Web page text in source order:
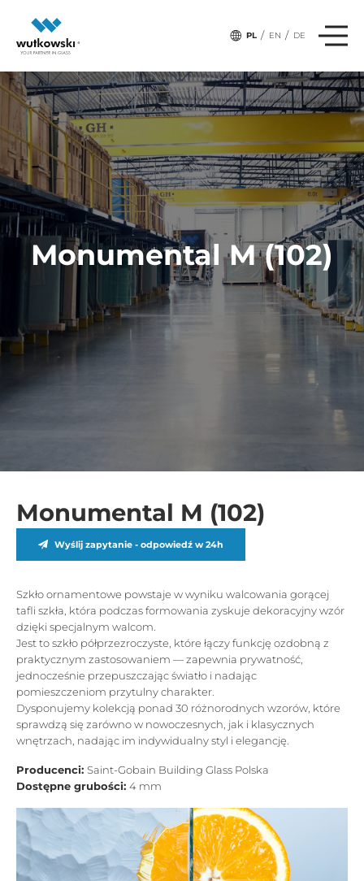
PL / EN / DE
Monumental M (102)
Monumental M (102)
Wyślij zapytanie - odpowiedź w 24h
Szkło ornamentowe powstaje w wyniku walcowania gorącej
tafli szkła, która podczas formowania zyskuje dekoracyjny wzór
dzięki specjalnym walcom.
Jest to szkło półprzezroczyste, które łączy funkcję ozdobną z
praktycznym zastosowaniem — zapewnia prywatność,
jednocześnie przepuszczając światło i nadając
pomieszczeniom przytulny charakter.
Dysponujemy kolekcją ponad 30 różnorodnych wzorów, które
sprawdzą się zarówno w nowoczesnych, jak i klasycznych
wnętrzach, nadając im indywidualny styl i elegancję.
Producenci: Saint-Gobain Building Glass Polska
Dostępne grubości: 4 mm